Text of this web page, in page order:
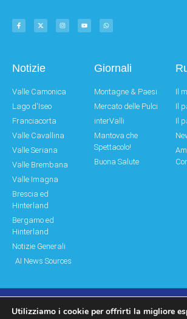
Notizie
Valle Camonica
Lago d'Iseo
Franciacorta
Valle Cavallina
Valle Seriana
Valle Brembana
Valle Imagna
Brescia ed
Hinterland
Bergamo ed
Hinterland
Notizie Generali
AI News Sources
Giornali
Montagne & Paesi
Mercato delle Pulci
interValli
Mantova che
Spettacolo!
Buona Salute
Il
Il
Il
© Copyright 2011 – 2026 Montagne
Utilizziamo i cookie per offrirti la migliore